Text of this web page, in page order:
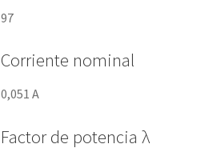
97
Corriente nominal
0,051 A
Factor de potencia λ